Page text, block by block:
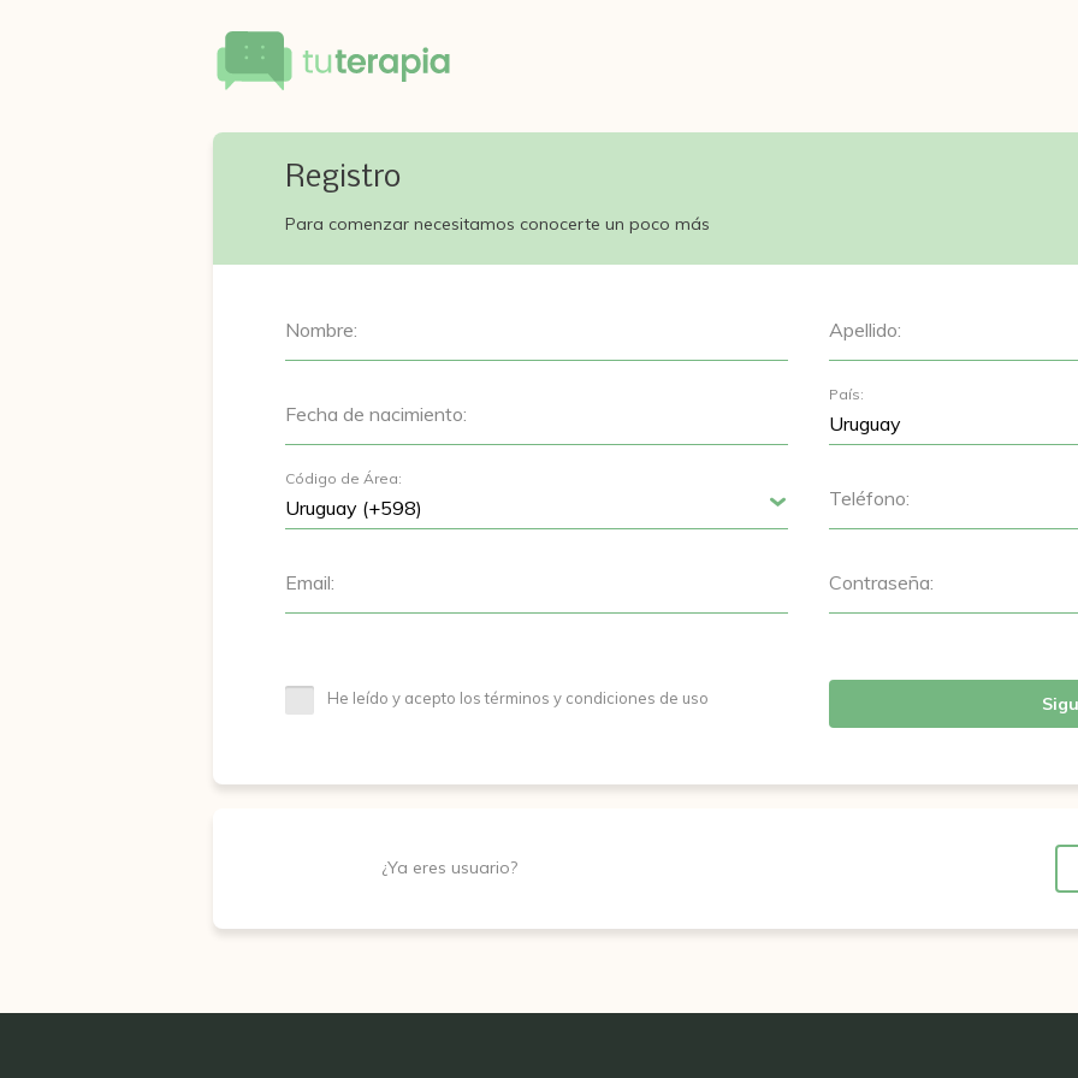
Registro
Para comenzar necesitamos conocerte un poco más
Nombre: Apellido:
Fecha de nacimiento:
País:
Código de Área:
Teléfono:
Email: Contraseña:
He leído y acepto los términos y condiciones de uso
¿Ya eres usuario?